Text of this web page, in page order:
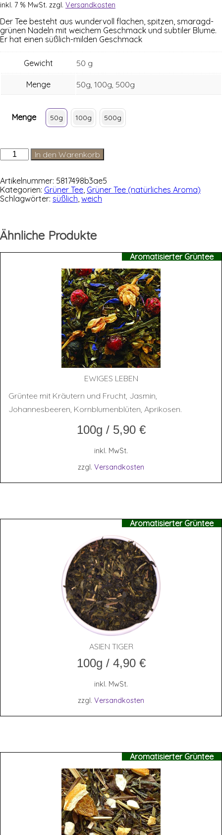
inkl. 7 % MwSt. zzgl. Versandkosten
Der Tee besteht aus wun­der­voll fla­chen, spit­zen, sma­ragd­
grü­nen Nadeln mit wei­chem Geschmack und sub­ti­ler Blu­me.
Er hat einen süß­lich-mil­den Geschmack
Gewicht 50 g
Menge 50g, 100g, 500g
Menge 50g 100g 500g
Gyokuro
Japan
In den Warenkorb
Artikelnummer: 5817498b3ae5
Kategorien: Grüner Tee Grüner Tee (natürliches Aroma)
Schlagwörter: süßlich weich
Ähnliche Produkte
Aromatisierter Grüntee
EWI­GES LEBEN
Grüntee mit Kräutern und Frucht, Jasmin,
Johannesbeeren, Kornblumenblüten, Aprikosen.
100g / 5,90 €
inkl. MwSt.
zzgl. Versandkosten
Aromatisierter Grüntee
ASI­EN TIGER
100g / 4,90 €
inkl. MwSt.
zzgl. Versandkosten
Aromatisierter Grüntee